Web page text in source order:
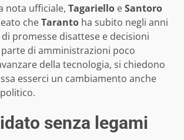
nota ufficiale, Tagariello eSantoro
cheTaranto ha subito negli anni
promesse disattese e decisioni
di amministrazioni poco
della tecnologia, si chiedono
esserci un cambiamento anche
senza legami